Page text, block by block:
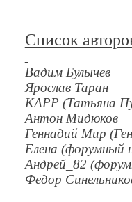
Список
Вадим Булычев
Ярослав Таран
КАРР (Татьяна
Антон Мидюков
Геннадий Мир
Елена (форумный
Андрей_82
Федор